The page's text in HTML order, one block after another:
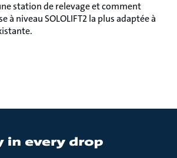
station de relevage et comment
à niveau SOLOLIFT2 la plus adaptée à